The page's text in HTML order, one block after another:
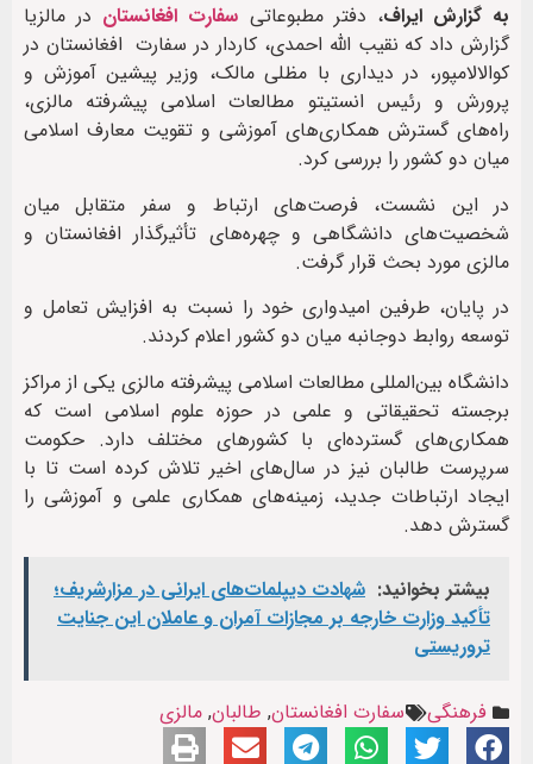
به گزارش ایراف، دفتر مطبوعاتی سفارت افغانستان در مالزیا
گزارش داد که نقیب الله احمدی، کاردار در سفارت افغانستان در
کوالالامپور، در دیداری با مظلی مالک، وزیر پیشین آموزش و
پرورش و رئیس انستیتو مطالعات اسلامی پیشرفته مالزی،
راه‌های گسترش همکاری‌های آموزشی و تقویت معارف اسلامی
میان دو کشور را بررسی کرد.
در این نشست، فرصت‌های ارتباط و سفر متقابل میان
شخصیت‌های دانشگاهی و چهره‌های تأثیرگذار افغانستان و
مالزی مورد بحث قرار گرفت.
در پایان، طرفین امیدواری خود را نسبت به افزایش تعامل و
توسعه روابط دوجانبه میان دو کشور اعلام کردند.
دانشگاه بین‌المللی مطالعات اسلامی پیشرفته مالزی یکی از مراکز
برجسته تحقیقاتی و علمی در حوزه علوم اسلامی است که
همکاری‌های گسترده‌ای با کشورهای مختلف دارد. حکومت
سرپرست طالبان نیز در سال‌های اخیر تلاش کرده است تا با
ایجاد ارتباطات جدید، زمینه‌های همکاری علمی و آموزشی را
گسترش دهد.
بیشتر بخوانید: شهادت‌ دیپلمات‌های ایرانی در مزارشریف؛
تأکید وزارت خارجه بر مجازات آمران و عاملان این جنایت
تروریستی
فرهنگی سفارت افغانستان, طالبان, مالزی